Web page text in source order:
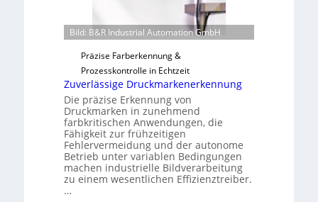
i
l
o
r
n
g
a
u
s
Bild: B&R Industrial Automation GmbH
Präzise Farberkennung &
Prozesskontrolle in Echtzeit
Zuverlässige Druckmarkenerkennung
Die präzise Erkennung von
Druckmarken in zunehmend
farbkritischen Anwendungen, die
Fähigkeit zur frühzeitigen
Fehlervermeidung und der autonome
Betrieb unter variablen Bedingungen
machen industrielle Bildverarbeitung
zu einem wesentlichen Effizienztreiber.
…